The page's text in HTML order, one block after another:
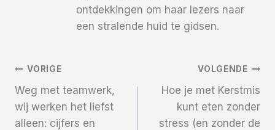
ontdekkingen om haar lezers naar
een stralende huid te gidsen.
Bericht
Navigatie
VORIGE
Weg met teamwerk,
wij werken het liefst
alleen: cijfers en
VOLGENDE
Hoe je met Kerstmis
kunt eten zonder
stress (en zonder de